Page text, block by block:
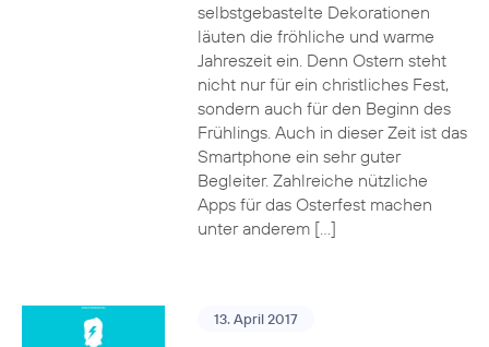
selbstgebastelte Dekorationen
läuten die fröhliche und warme
Jahreszeit ein. Denn Ostern steht
nicht nur für ein christliches Fest,
sondern auch für den Beginn des
Frühlings. Auch in dieser Zeit ist das
Smartphone ein sehr guter
Begleiter. Zahlreiche nützliche
Apps für das Osterfest machen
unter anderem […]
13. April 2017